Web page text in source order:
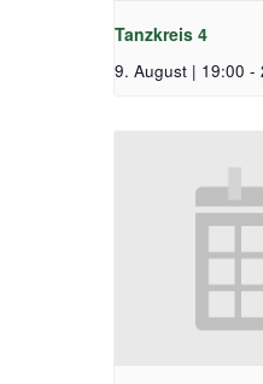
Tanzkreis 4
9. August | 19:00 -